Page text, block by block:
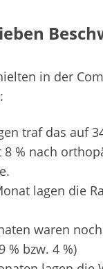
in der
traf das auf
% nach
lagen die
waren
% bzw. 4 %)